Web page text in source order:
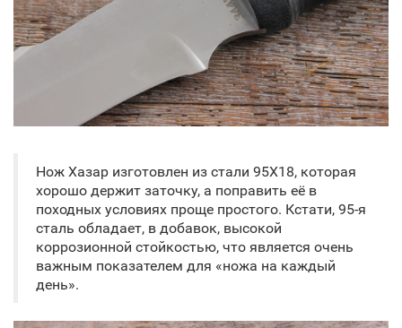
Нож Хазар изготовлен из стали 95Х18, которая
хорошо держит заточку, а поправить её в
походных условиях проще простого. Кстати, 95-я
сталь обладает, в добавок, высокой
коррозионной стойкостью, что является очень
важным показателем для «ножа на каждый
день».